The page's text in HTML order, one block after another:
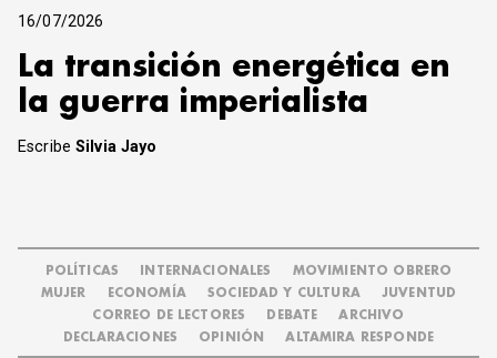
16/07/2026
La transición energética en
la guerra imperialista
EscribeSilvia Jayo
POLÍTICAS INTERNACIONALES
MOVIMIENTO OBRERO
MUJER
ECONOMÍA SOCIEDAD Y CULTURA
JUVENTUD
CORREO DE LECTORES
DEBATE
ARCHIVO
DECLARACIONES
OPINIÓN ALTAMIRA RESPONDE